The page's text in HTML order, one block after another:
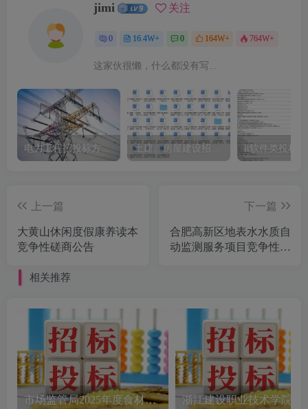
jimi 关注
0 16.4W+ 0 164W+ 764W+
这家伙很懒，什么都没有写...
电力工程招投标方案模板 it软件类投标
上一篇
大黄山休闲度假康养读本
竞争性磋商公告
下一篇
合肥高新区地表水水质自
动监测服务项目竞争性磋
相关推荐
市场监管局2025年度食材配送采购公告